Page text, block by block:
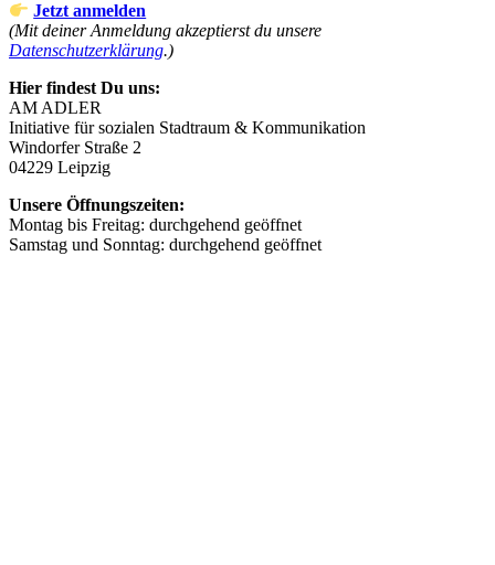
Jetzt anmelden
(Mit deiner Anmeldung akzeptierst du unsere
Datenschutzerklärung.)
Hier findest Du uns:
AM ADLER
Initiative für sozialen Stadtraum & Kommunikation
Windorfer Straße 2
04229 Leipzig
Unsere Öffnungszeiten:
Montag bis Freitag: durchgehend geöffnet
Samstag und Sonntag: durchgehend geöffnet